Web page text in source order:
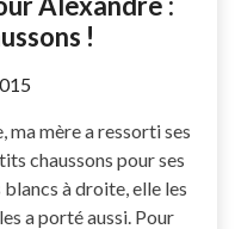
!
ma mère a ressorti ses
chaussons pour ses
à droite, elle les
a porté aussi. Pour